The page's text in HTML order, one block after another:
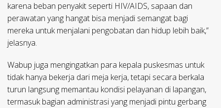
karena beban penyakit seperti HIV/AIDS, sapaan dan
perawatan yang hangat bisa menjadi semangat bagi
mereka untuk menjalani pengobatan dan hidup lebih baik,”
jelasnya.
Wabup juga mengingatkan para kepala puskesmas untuk
tidak hanya bekerja dari meja kerja, tetapi secara berkala
turun langsung memantau kondisi pelayanan di lapangan,
termasuk bagian administrasi yang menjadi pintu gerbang